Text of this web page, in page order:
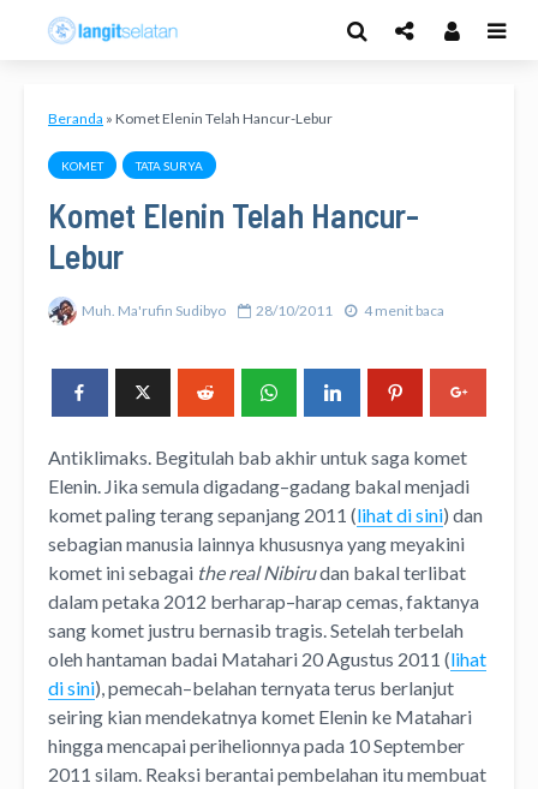
Beranda » Komet Elenin Telah Hancur-Lebur
KOMET TATA SURYA
Komet Elenin Telah Hancur-
Lebur
Muh. Ma'rufin Sudibyo 28/10/2011 4 menit baca
Antiklimaks. Begitulah bab akhir untuk saga komet
Elenin. Jika semula digadang–gadang bakal menjadi
komet paling terang sepanjang 2011 (lihat di sini) dan
sebagian manusia lainnya khususnya yang meyakini
komet ini sebagai the real Nibirudan bakal terlibat
dalam petaka 2012 berharap–harap cemas, faktanya
sang komet justru bernasib tragis.Setelah terbelah
oleh hantaman badai Matahari 20 Agustus 2011 (lihat
di sini), pemecah–belahan ternyata terus berlanjut
seiring kian mendekatnya komet Elenin ke Matahari
hingga mencapai perihelionnya pada 10 September
2011 silam. Reaksi berantai pembelahan itu membuat